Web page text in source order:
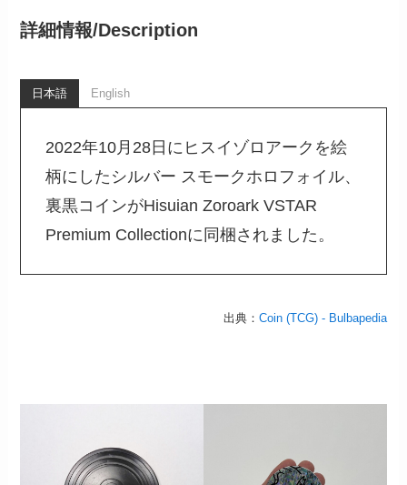
詳細情報/Description
日本語 English
2022年10月28日にヒスイゾロアークを絵
柄にしたシルバー スモークホロフォイル、
裏黒コインがHisuian Zoroark VSTAR
Premium Collectionに同梱されました。
出典： Coin (TCG) - Bulbapedia